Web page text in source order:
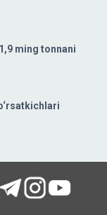
ming tonnani